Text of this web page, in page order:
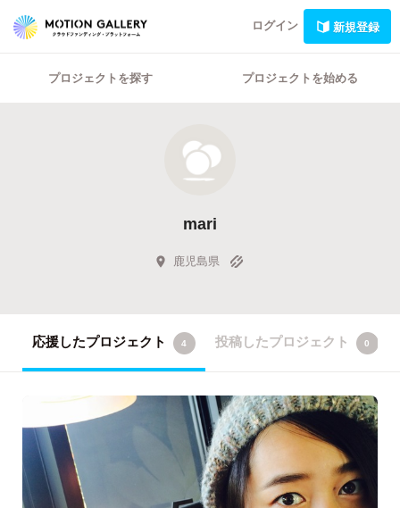
ログイン 新規登録
プロジェクトを探す プロジェクトを始める
mari
鹿児島県
応援したプロジェクト 4 投稿したプロジェクト 0